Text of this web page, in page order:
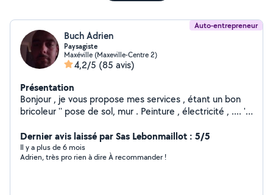
Auto-entrepreneur
Buch Adrien
Paysagiste
Maxéville (Maxeville-Centre 2)
4,2/5 (85 avis)
Présentation
Bonjour , je vous propose mes services , étant un bon
bricoleur '' pose de sol, mur . Peinture , électricité , .... ''
Dernier avis laissé par Sas Lebonmaillot : 5/5
Il y a plus de 6 mois
Adrien, très pro rien à dire À recommander !